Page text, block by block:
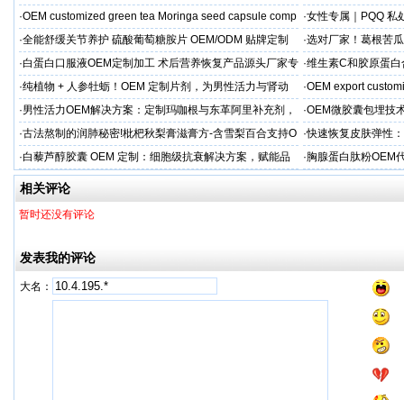
家直供
·OEM customized green tea Moringa seed capsule comp ·女性专属｜PQQ 私
贸专供
·全能舒缓关节养护 硫酸葡萄糖胺片 OEM/ODM 贴牌定制
按需定制
·选对厂家！葛根苦
·白蛋白口服液OEM定制加工 术后营养恢复产品源头厂家专
属服务
·维生素C和胶原蛋
·纯植物 + 人参牡蛎！OEM 定制片剂，为男性活力与肾动
力保驾护航
·OEM export
·男性活力OEM解决方案：定制玛咖根与东革阿里补充剂，
出口市场专属
·OEM微胶囊包埋技
代工定制
·古法熬制的润肺秘密!枇杷秋梨膏滋膏方-含雪梨百合支持O
EM加工
·快速恢复皮肤弹性
美肌补充剂专业代工
·白藜芦醇胶囊 OEM 定制：细胞级抗衰解决方案，赋能品
牌精准布局大健康
· 胸腺蛋白肽粉OEM
力健康产品快速上市
相关评论
暂时还没有评论
发表我的评论
大名：